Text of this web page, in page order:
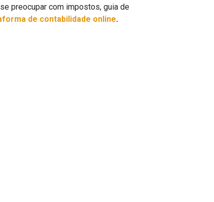
preocupar com impostos, guia de
de contabilidade online.